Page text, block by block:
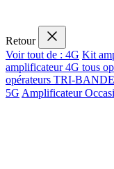
Retour
Voir tout de : 4G Kit
amplificateur 4G tous
opérateurs TRI-
5G Amplificateur